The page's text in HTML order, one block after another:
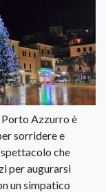
Porto Azzurro è
sorridere e
che
per augurarsi
un simpatico